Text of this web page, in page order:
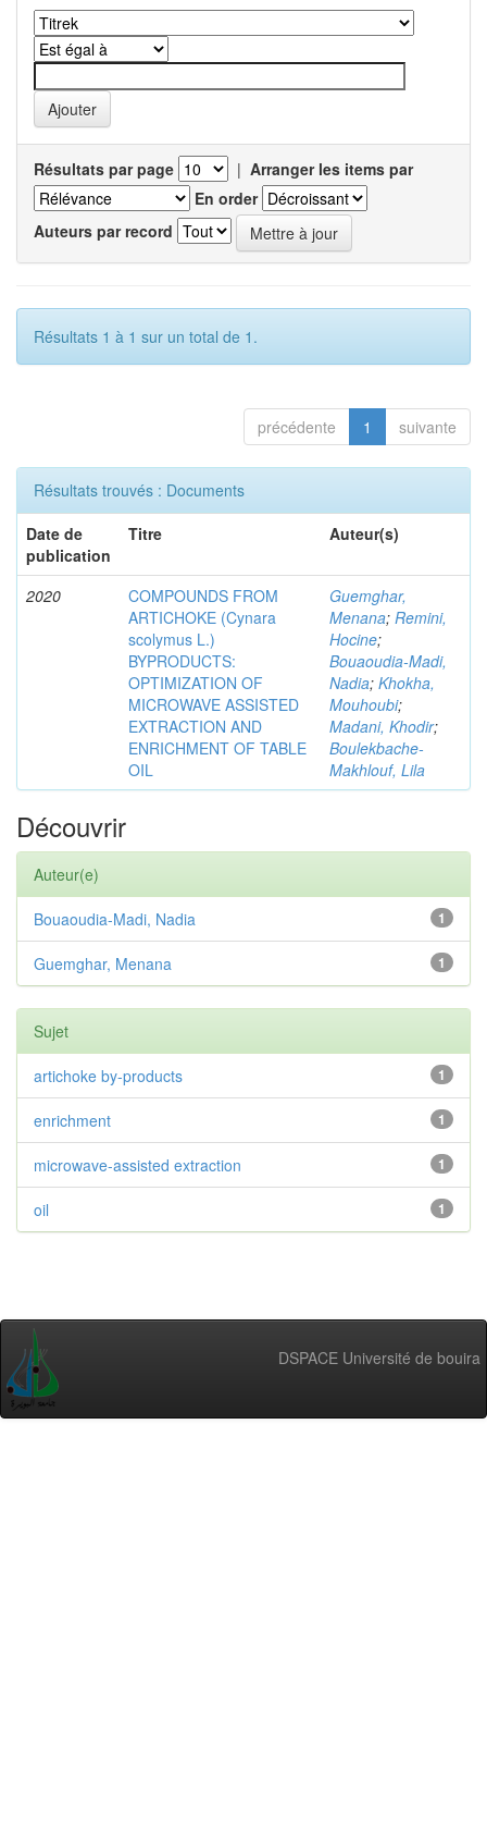
Résultats par page | Arranger les items par
En order
Auteurs par record
Résultats 1 à 1 sur un total de 1.
précédente 1 suivante
Résultats trouvés : Documents
Date de
publication
Titre Auteur(s)
2020
COMPOUNDS FROM
ARTICHOKE (Cynara
scolymus L.)
BYPRODUCTS:
OPTIMIZATION OF
MICROWAVE ASSISTED
EXTRACTION AND
ENRICHMENT OF TABLE
OIL
Guemghar,
Menana; Remini,
Hocine;
Bouaoudia-Madi,
Nadia; Khokha,
Mouhoubi;
Madani, Khodir;
Boulekbache-
Makhlouf, Lila
Découvrir
Auteur(e)
1
Bouaoudia-Madi, Nadia
1
Guemghar, Menana
Sujet
1
artichoke by-products
1
enrichment
1
microwave-assisted extraction
1
oil
DSPACE Université de bouira